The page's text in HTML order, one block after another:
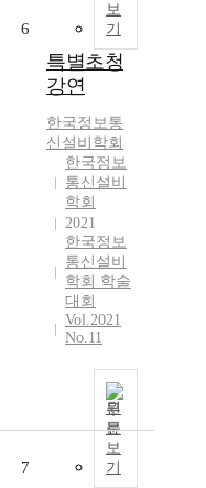
보
기
6
특별초청
강연
한국정보통
신설비학회
한국정보
통신설비
학회
2021
한국정보
통신설비
학회 학술
대회
Vol.2021
No.11
원
문
보
기
7